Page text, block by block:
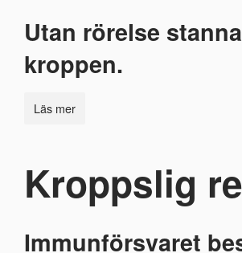
Utan rörelse
kroppen.
Läs mer
Kroppslig
Immunförsvaret